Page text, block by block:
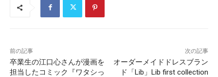
前の記事
卒業生の江口心さんが漫画を
担当したコミック『ワタシっ
次の記事
オーダーメイドドレスブラン
ド「Lib」Lib first collection